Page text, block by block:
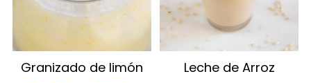
Granizado de limón Leche de Arroz